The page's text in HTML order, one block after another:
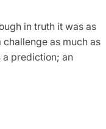
in truth it was as
challenge as much as
a prediction; an